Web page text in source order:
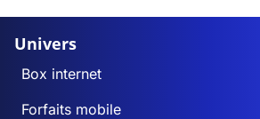
Univers
Box internet
Forfaits mobile